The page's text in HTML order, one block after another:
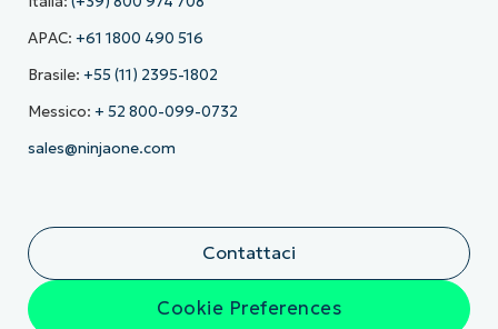
APAC: +61 1800 490 516
Brasile: +55 (11) 2395-1802
Messico: + 52 800-099-0732
sales@ninjaone.com
Contattaci
Cookie Preferences